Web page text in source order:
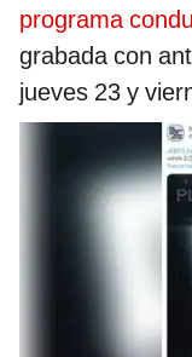
programa
grabada con
jueves 23 y